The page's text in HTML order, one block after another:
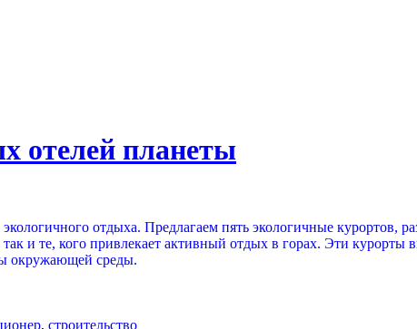
отелей планеты
отдыха. Предлагаем пять экологичные курортов,
так и те, кого привлекает активный отдых в горах. Эти
окружающей среды.
, строительство